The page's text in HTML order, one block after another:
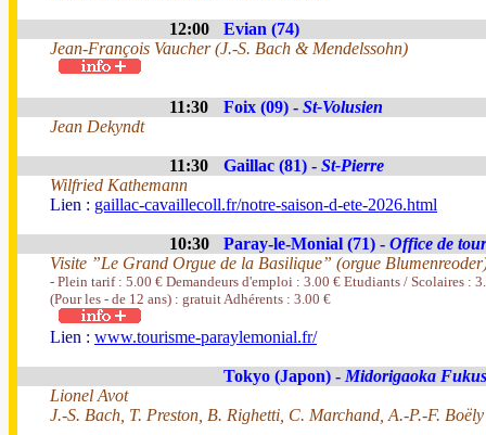
12:00
Evian (74)
Jean-François Vaucher (J.-S. Bach & Mendelssohn)
11:30 Foix (09) - St-Volusien
Jean Dekyndt
11:30 Gaillac (81) - St-Pierre
Wilfried Kathemann
Lien : gaillac-cavaillecoll.fr/notre-saison-d-ete-2026.html
10:30 Paray-le-Monial (71) - Office de
Visite ”Le Grand Orgue de la Basilique” (orgue
- Plein tarif : 5.00 € Demandeurs d'emploi : 3.00 € Etudiants / Scolaires :
(Pour les - de 12 ans) : gratuit Adhérents : 3.00 €
Lien : www.tourisme-paraylemonial.fr/
Tokyo (Japon) - Midorigaoka
Lionel Avot
J.-S. Bach, T. Preston, B. Righetti, C. Marchand, A.-P.-F. Boëly